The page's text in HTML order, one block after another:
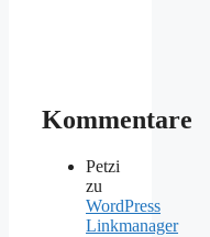
Kommentare
Petzi
zu
WordPress
Linkmanager